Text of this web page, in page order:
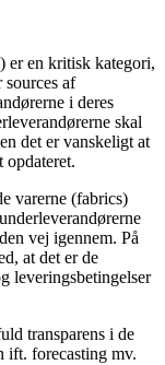
er en kritisk kategori,
af
i deres
skal
det er vanskeligt at
opdateret.
varerne (fabrics)
vej igennem. På
at det er de
leveringsbetingelser
transparens i de
ift. forecasting mv.